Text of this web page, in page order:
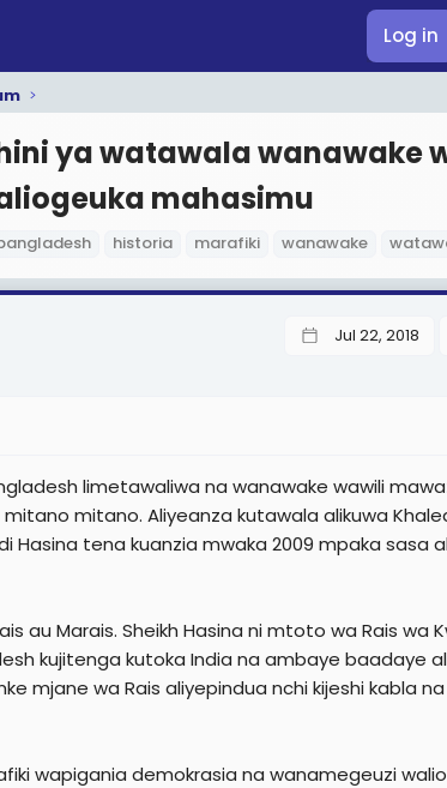
Log in
ya watawala wanawake
mahasimu
historia marafiki wanawake
Jul 22, 2018
limetawaliwa na wanawake wawili
mitano. Aliyeanza kutawala alikuwa
Hasina tena kuanzia mwaka 2009 mpaka sasa
au Marais. Sheikh Hasina ni mtoto wa Rais wa
kujitenga kutoka India na ambaye baadaye
mjane wa Rais aliyepindua nchi kijeshi kabla
wapigania demokrasia na wanamegeuzi